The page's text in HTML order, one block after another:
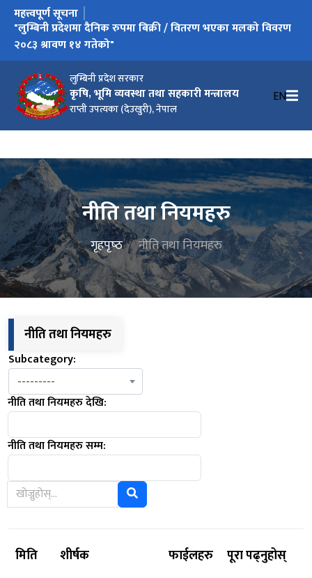
लुम्बिनी प्रदेश सरकार
कृषि, भूमि व्यवस्था तथा सहकारी मन्त्रालय
राप्ती उपत्यका (देउखुरी), नेपाल
EN
महत्त्वपूर्ण सूचना
"लुम्बिनी प्रदेशमा दैनिक रुपमा बिक्री / वितरण भएका मलको विवरण
२०८३ श्रावण १४ गतेको"
नीति तथा नियमहरु
गृहपृष्‍ठ नीति तथा नियमहरु
नीति तथा नियमहरु
Subcategory:
---------
नीति तथा नियमहरु देखि:
नीति तथा नियमहरु सम्म:
मिति शीर्षक फाईलहरु पूरा पढ्नुहोस्